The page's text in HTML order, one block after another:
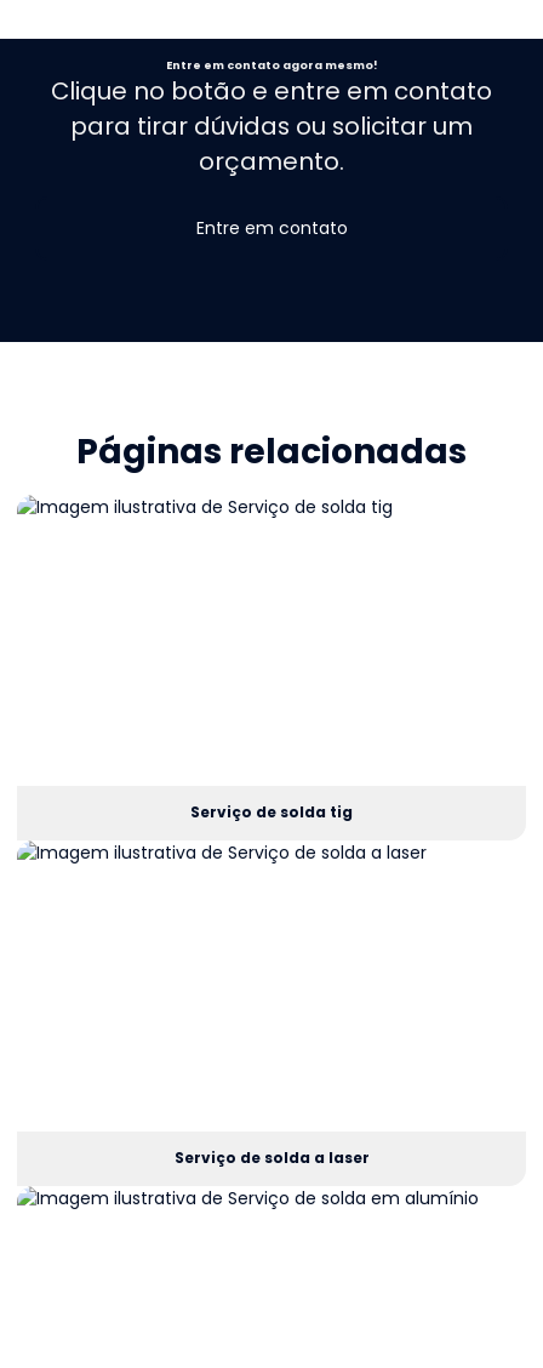
Entre em contato agora mesmo!
Clique no botão e entre em contato
para tirar dúvidas ou solicitar um
orçamento.
Entre em contato
Páginas relacionadas
Serviço de solda tig
Serviço de solda a laser